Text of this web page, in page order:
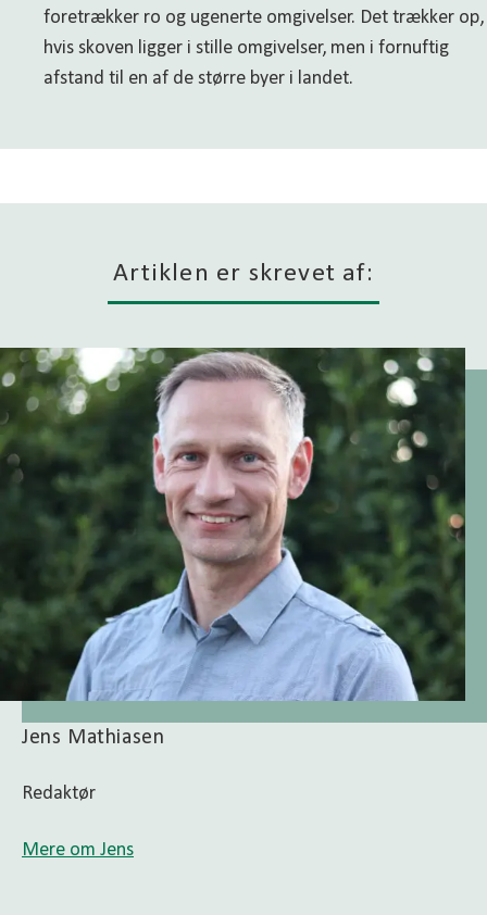
foretrækker ro og ugenerte omgivelser. Det trækker op,
hvis skoven ligger i stille omgivelser, men i fornuftig
afstand til en af de større byer i landet.
Artiklen er skrevet af:
Jens Mathiasen
Redaktør
Mere om Jens